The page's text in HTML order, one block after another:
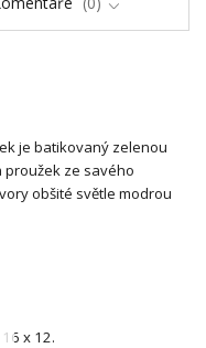
je batikovaný zelenou
ze savého
obšité světle modrou
x 12.